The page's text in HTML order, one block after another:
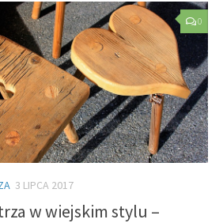
0
3 LIPCA 2017
w wiejskim stylu –